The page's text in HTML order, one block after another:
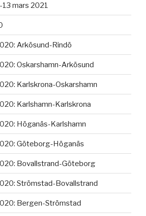
13 mars 2021
Arkösund-Rindö
Oskarshamn-Arkösund
Karlskrona-Oskarshamn
Karlshamn-Karlskrona
Höganäs-Karlshamn
Göteborg-Höganäs
Bovallstrand-Göteborg
Strömstad-Bovallstrand
Bergen-Strömstad